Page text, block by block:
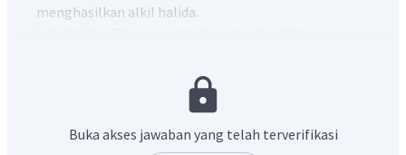
menghasilkan alkil halida.
Eter dapat bereaksi dengan asam halida (terutama
HI) menghasilkan alkil halida dan alkohol
Buka akses jawaban yang telah terverifikasi